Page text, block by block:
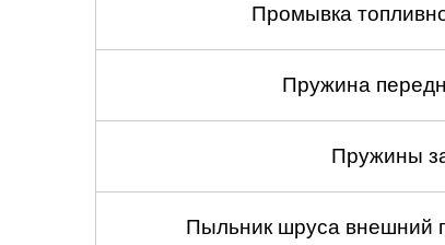
Промывка
Пружина
Пружины
Пыльник шруса внешний